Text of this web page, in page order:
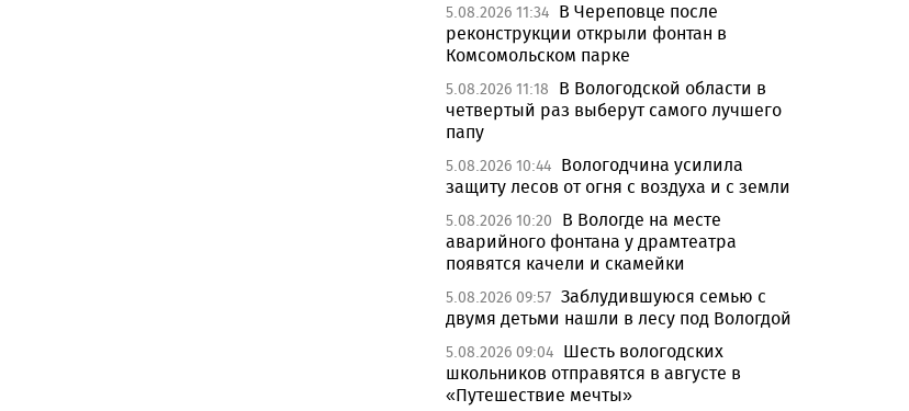
5.08.2026 11:34 В Череповце после
реконструкции открыли фонтан в
Комсомольском парке
5.08.2026 11:18
В Вологодской области в
четвертый раз выберут самого лучшего
папу
5.08.2026 10:44 Вологодчина усилила
защиту лесов от огня с воздуха и с земли
5.08.2026 10:20
В Вологде на месте
аварийного фонтана у драмтеатра
появятся качели и скамейки
5.08.2026 09:57 Заблудившуюся семью с
двумя детьми нашли в лесу под Вологдой
5.08.2026 09:04 Шесть вологодских
школьников отправятся в августе в
«Путешествие мечты»